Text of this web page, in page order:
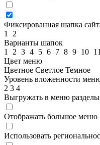
Фиксированная шапка
1
2
Варианты шапок
1
2 3 4 5 6 7 8 9 10 11
Цвет меню
Цветное Светлое Темное
Уровень вложенности
2 3 4
Выгружать в меню
Отображать большое меню
Использовать